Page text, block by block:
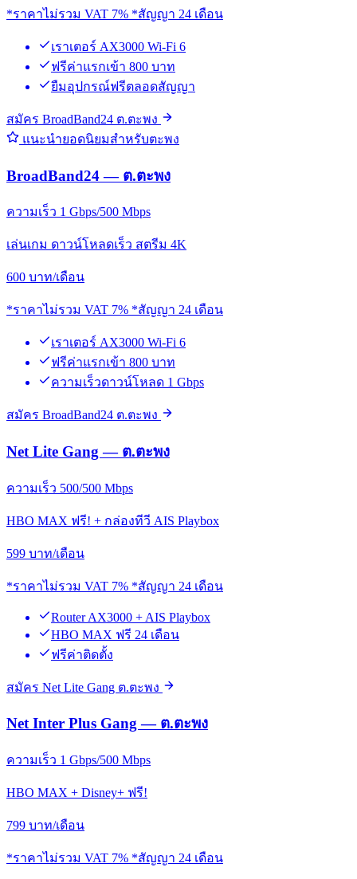
*ราคาไม่รวม VAT 7% *สัญญา 24 เดือน
เราเตอร์ AX3000 Wi-Fi 6
ฟรีค่าแรกเข้า 800 บาท
ยืมอุปกรณ์ฟรีตลอดสัญญา
สมัคร BroadBand24 ต.ตะพง
แนะนำยอดนิยมสำหรับตะพง
BroadBand24 — ต.ตะพง
ความเร็ว 1 Gbps/500 Mbps
เล่นเกม ดาวน์โหลดเร็ว สตรีม 4K
600 บาท/เดือน
*ราคาไม่รวม VAT 7% *สัญญา 24 เดือน
เราเตอร์ AX3000 Wi-Fi 6
ฟรีค่าแรกเข้า 800 บาท
ความเร็วดาวน์โหลด 1 Gbps
สมัคร BroadBand24 ต.ตะพง
Net Lite Gang — ต.ตะพง
ความเร็ว 500/500 Mbps
HBO MAX ฟรี! + กล่องทีวี AIS Playbox
599 บาท/เดือน
*ราคาไม่รวม VAT 7% *สัญญา 24 เดือน
Router AX3000 + AIS Playbox
HBO MAX ฟรี 24 เดือน
ฟรีค่าติดตั้ง
สมัคร Net Lite Gang ต.ตะพง
Net Inter Plus Gang — ต.ตะพง
ความเร็ว 1 Gbps/500 Mbps
HBO MAX + Disney+ ฟรี!
799 บาท/เดือน
*ราคาไม่รวม VAT 7% *สัญญา 24 เดือน